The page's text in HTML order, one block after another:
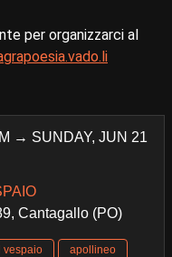
per organizzarci al
→ SUNDAY, JUN 21
Cantagallo (PO)
vespaio apollineo